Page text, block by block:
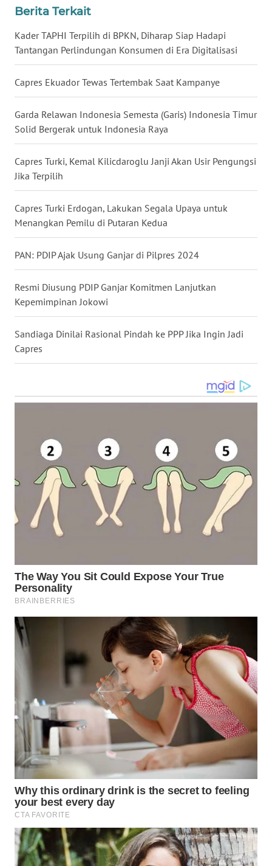
Berita Terkait
Kader TAPHI Terpilih di BPKN, Diharap Siap Hadapi
Tantangan Perlindungan Konsumen di Era Digitalisasi
Capres Ekuador Tewas Tertembak Saat Kampanye
Garda Relawan Indonesia Semesta (Garis) Indonesia Timur
Solid Bergerak untuk Indonesia Raya
Capres Turki, Kemal Kilicdaroglu Janji Akan Usir Pengungsi
Jika Terpilih
Capres Turki Erdogan, Lakukan Segala Upaya untuk
Menangkan Pemilu di Putaran Kedua
PAN: PDIP Ajak Usung Ganjar di Pilpres 2024
Resmi Diusung PDIP Ganjar Komitmen Lanjutkan
Kepemimpinan Jokowi
Sandiaga Dinilai Rasional Pindah ke PPP Jika Ingin Jadi
Capres
WN
SUMBAR
WN
SUMSEL
WN
BENGKULU
WN
LAMPUNG
WN
JATENG
WN
NUSANTARA
WN
JATIM
BALI
WN
KALBAR
WN
KALTENG
WN
KALTARA
WN
KALSEL
WN
SULSEL
WN
GORONTALO
WN
SULUT
WN
MALUKU